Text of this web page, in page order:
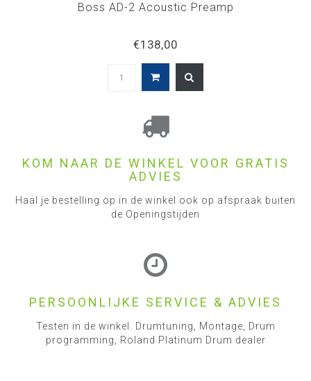
Boss AD-2 Acoustic Preamp
€138,00
KOM NAAR DE WINKEL VOOR GRATIS
ADVIES
Haal je bestelling op in de winkel ook op afspraak buiten
de Openingstijden
PERSOONLIJKE SERVICE & ADVIES
Testen in de winkel. Drumtuning, Montage, Drum
programming, Roland Platinum Drum dealer